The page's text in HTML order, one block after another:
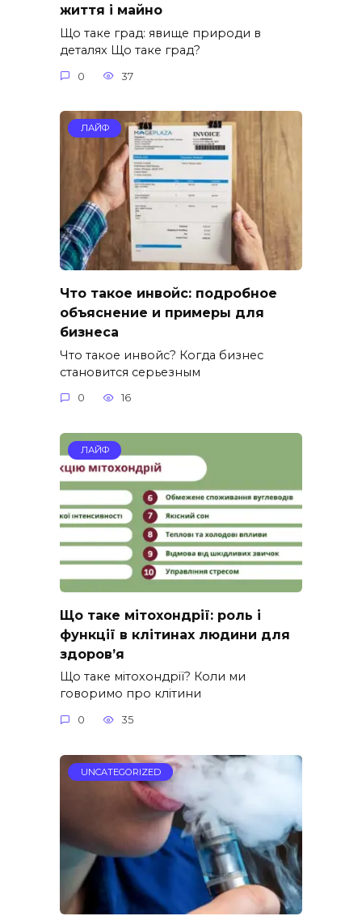
життя і майно
Що таке град: явище природи в
деталях Що таке град?
0 37
ЛАЙФ
Что такое инвойс: подробное
объяснение и примеры для
бизнеса
Что такое инвойс? Когда бизнес
становится серьезным
0 16
ЛАЙФ
Що таке мітохондрії: роль і
функції в клітинах людини для
здоров’я
Що таке мітохондрії? Коли ми
говоримо про клітини
0 35
UNCATEGORIZED